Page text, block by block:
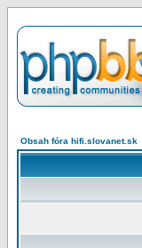
Obsah fóra hifi.slovanet.sk